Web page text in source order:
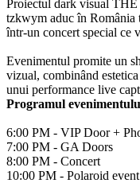
Proiectul dark visual
tzkwym aduc în România
într-un concert special ce
Evenimentul promite un
vizual, combinând
unui performance live
Programul
6:00 PM - VIP Door +
7:00 PM - GA Doors
8:00 PM - Concert
10:00 PM - Polaroid event